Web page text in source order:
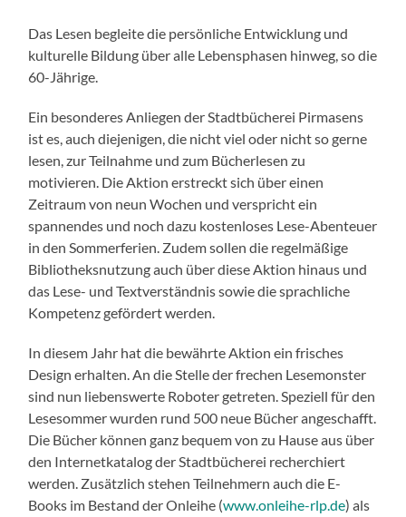
Das Lesen begleite die persönliche Entwicklung und
kulturelle Bildung über alle Lebensphasen hinweg, so die
60-Jährige.
Ein besonderes Anliegen der Stadtbücherei Pirmasens
ist es, auch diejenigen, die nicht viel oder nicht so gerne
lesen, zur Teilnahme und zum Bücherlesen zu
motivieren. Die Aktion erstreckt sich über einen
Zeitraum von neun Wochen und verspricht ein
spannendes und noch dazu kostenloses Lese-Abenteuer
in den Sommerferien. Zudem sollen die regelmäßige
Bibliotheksnutzung auch über diese Aktion hinaus und
das Lese- und Textverständnis sowie die sprachliche
Kompetenz gefördert werden.
In diesem Jahr hat die bewährte Aktion ein frisches
Design erhalten. An die Stelle der frechen Lesemonster
sind nun liebenswerte Roboter getreten. Speziell für den
Lesesommer wurden rund 500 neue Bücher angeschafft.
Die Bücher können ganz bequem von zu Hause aus über
den Internetkatalog der Stadtbücherei recherchiert
werden. Zusätzlich stehen Teilnehmern auch die E-
Books im Bestand der Onleihe (www.onleihe-rlp.de) als